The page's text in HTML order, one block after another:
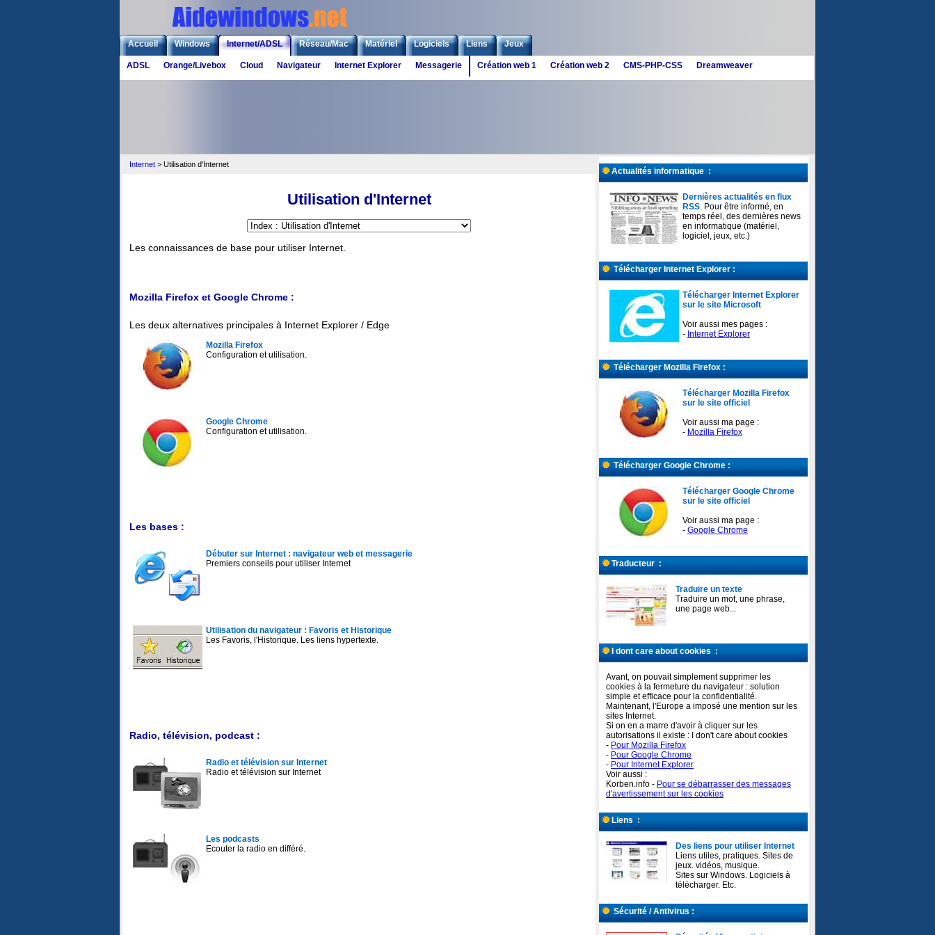
Accueil Windows Internet/ADSL Réseau/Mac Matériel Logiciels Liens Jeux
ADSL Orange/Livebox Cloud Navigateur Internet Explorer Messagerie Création web 1 Création web 2 CMS-PHP-CSS Dreamweaver
Internet > Utilisation d'Internet
Utilisation d'Internet
Les connaissances de base pour utiliser Internet.
Mozilla Firefox et Google Chrome :
Les deux alternatives principales à Internet Explorer / Edge
Mozilla Firefox
Configuration et utilisation.
Google Chrome
Configuration et utilisation.
Les bases :
Débuter sur Internet : navigateur web et messagerie
Premiers conseils pour utiliser Internet
Utilisation du navigateur : Favoris et Historique
Les Favoris, l'Historique. Les liens hypertexte.
Radio, télévision, podcast :
Radio et télévision sur Internet
Radio et télévision sur Internet
Les podcasts
Ecouter la radio en différé.
Actualités informatique :
Dernières actualités en flux
RSS. Pour être informé, en
temps réel, des dernières news
en informatique (matériel,
logiciel, jeux, etc.)
Télécharger Internet Explorer :
Télécharger Internet Explorer
sur le site Microsoft
Voir aussi mes pages :
- Internet Explorer
Télécharger Mozilla Firefox :
Télécharger Mozilla Firefox
sur le site officiel
Voir aussi ma page :
- Mozilla Firefox
Télécharger Google Chrome :
Télécharger Google Chrome
sur le site officiel
Voir aussi ma page :
- Google Chrome
Traducteur :
Traduire un texte
Traduire un mot, une phrase,
une page web...
I dont care about cookies :
Avant, on pouvait simplement supprimer les
cookies à la fermeture du navigateur : solution
simple et efficace pour la confidentialité.
Maintenant, l'Europe a imposé une mention sur les
sites Internet.
Si on en a marre d'avoir à cliquer sur les
autorisations il existe : I don't care about cookies
- Pour Mozilla Firefox
- Pour Google Chrome
- Pour Internet Explorer
Voir aussi :
Korben.info - Pour se débarrasser des messages
d'avertissement sur les cookies
Liens :
Des liens pour utiliser Internet
Liens utiles, pratiques. Sites de
jeux. vidéos, musique.
Sites sur Windows. Logiciels à
télécharger. Etc.
Sécurité / Antivirus :